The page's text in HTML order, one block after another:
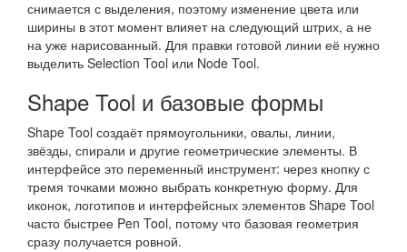
снимается с выделения, поэтому изменение цвета или
ширины в этот момент влияет на следующий штрих, а не
на уже нарисованный. Для правки готовой линии её нужно
выделить Selection Tool или Node Tool.
Shape Tool и базовые формы
Shape Tool создаёт прямоугольники, овалы, линии,
звёзды, спирали и другие геометрические элементы. В
интерфейсе это переменный инструмент: через кнопку с
тремя точками можно выбрать конкретную форму. Для
иконок, логотипов и интерфейсных элементов Shape Tool
часто быстрее Pen Tool, потому что базовая геометрия
сразу получается ровной.